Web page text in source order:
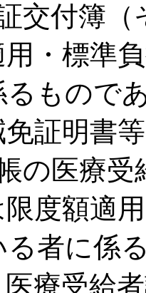
交付簿（
・標準
るもので
証明書
医療受
度額適
者に係
療受給